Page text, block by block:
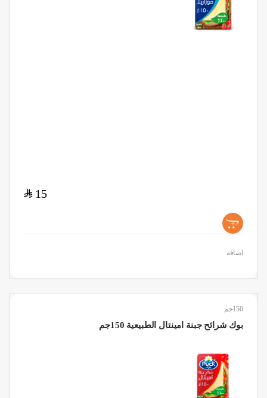
15
$
+
اضافة
150جم
بوك شرائح جبنة امينتال الطبيعية 150جم